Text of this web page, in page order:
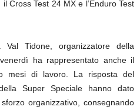
Cross Test 24 MX e l’Enduro Test
Tidone, organizzatore della
ha rappresentato anche il
mesi di lavoro. La risposta del
Super Speciale hanno dato
organizzativo, consegnando